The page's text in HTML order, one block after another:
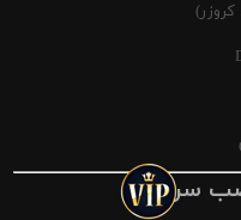
سریع